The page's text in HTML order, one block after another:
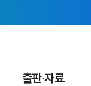
출판·자료